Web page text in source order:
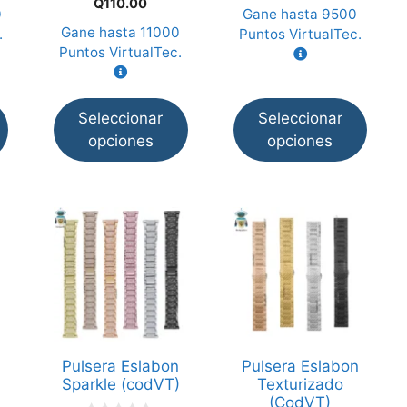
5
Q110.00
Gane hasta 11000
Puntos VirtualTec.
Seleccionar
opciones
página
5
Gane hasta 9500
Puntos VirtualTec.
Seleccionar
opciones
la
página
Pulsera Eslabon
Sparkle (codVT)
Este
producto
tiene
múltiples
variantes.
Las
se
pueden
Pulsera Eslabon
Texturizado
(CodVT)
Este
producto
tiene
múltiples
variantes.
Las
se
pueden